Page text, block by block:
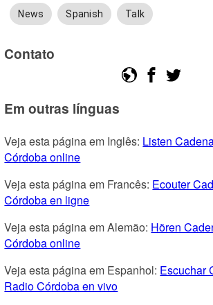
News Spanish Talk
Contato
Em outras línguas
Veja esta página em Inglês: Listen
Córdoba online
Veja esta página em Francês: Ecouter
Córdoba en ligne
Veja esta página em Alemão: Hören
Córdoba online
Veja esta página em Espanhol: Escuchar
Radio Córdoba en vivo